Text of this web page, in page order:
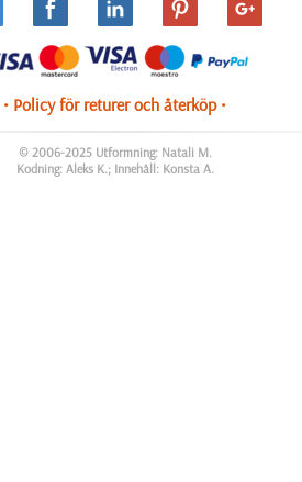
• Policy för returer och återköp •
© 2006-2025 Utformning: Natali M.
Kodning: Aleks K.; Innehåll: Konsta A.